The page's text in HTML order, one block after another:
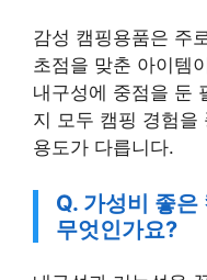
감성 캠핑용품은 주
초점을 맞춘 아이템
내구성에 중점을 둔
지 모두 캠핑 경험을
용도가 다릅니다.
Q. 가성비 좋
무엇인가요?